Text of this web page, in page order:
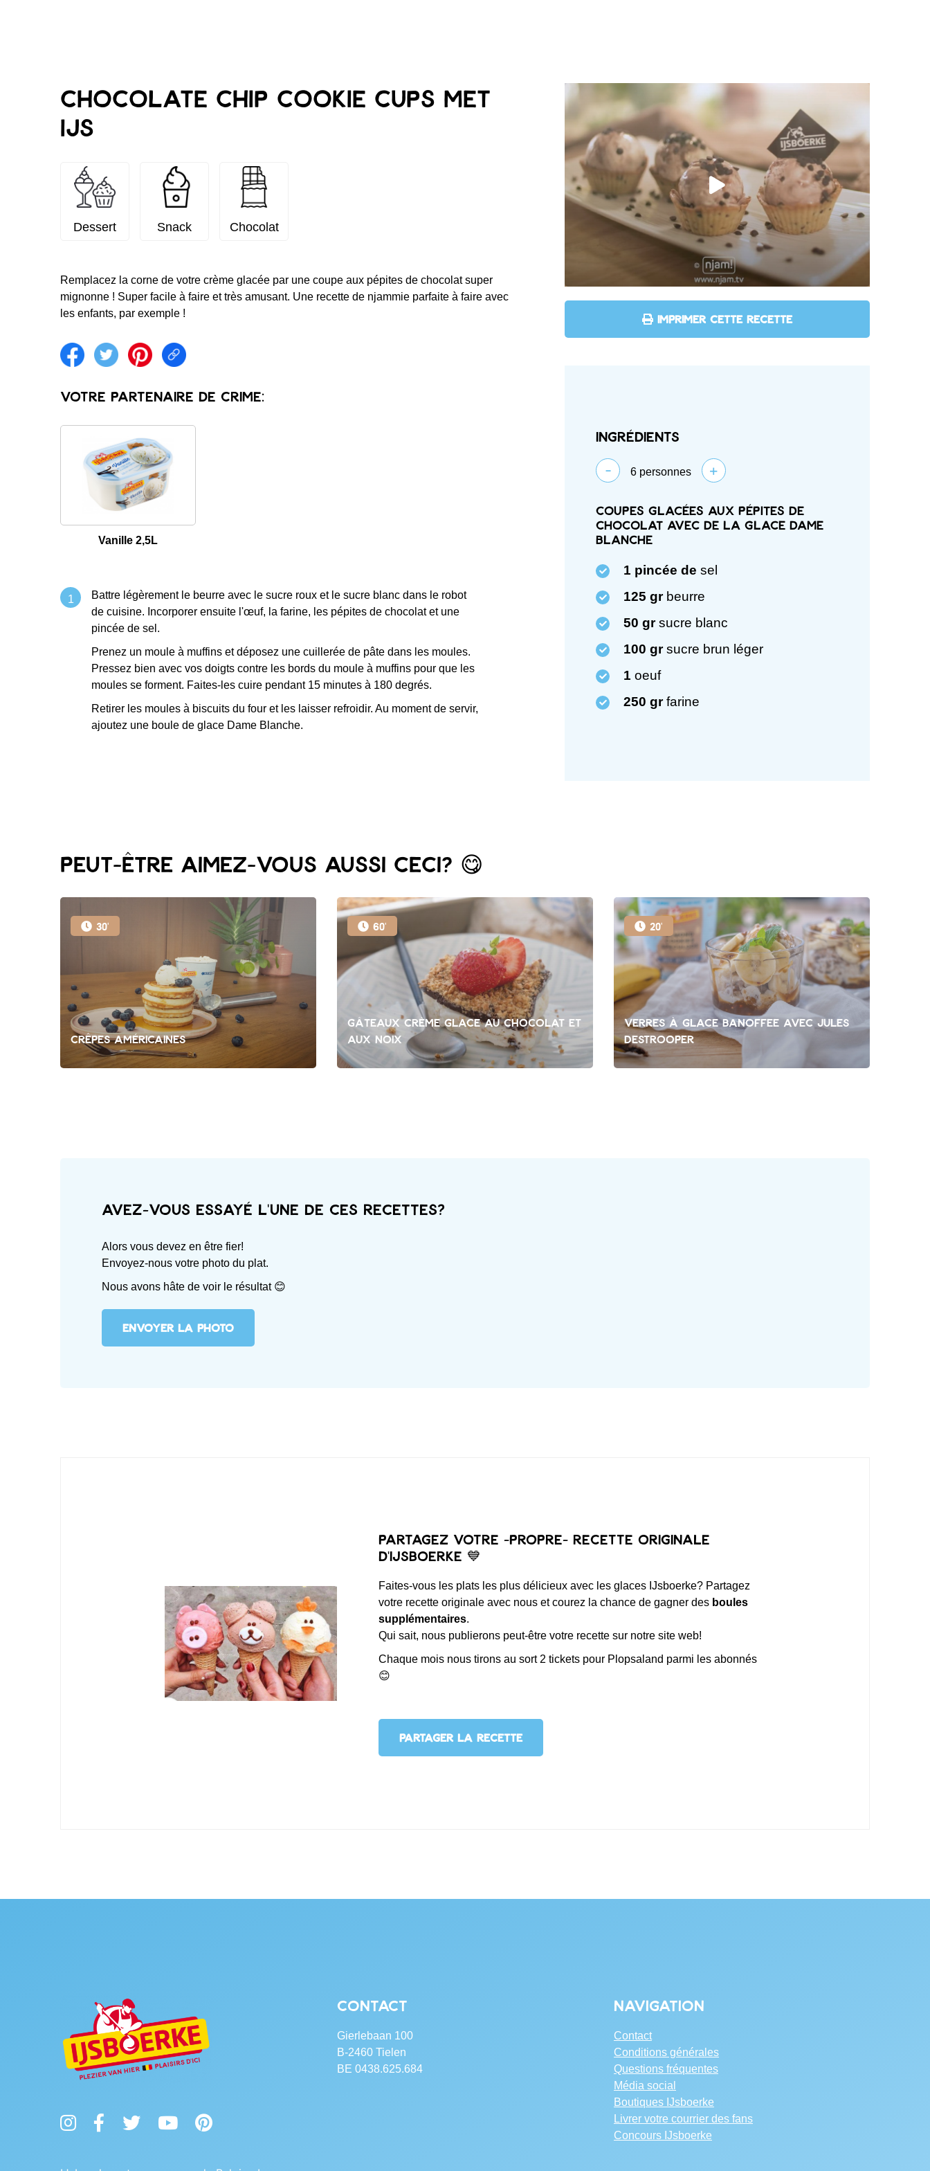
IMPRIMER CETTE RECETTE
Ingrédients
- 6 personnes +
Coupes glacées aux pépites de
chocolat avec de la glace dame
blanche
1 pincée desel
125gr beurre
50grsucre blanc
100grsucre brun léger
1oeuf
250grfarine
Chocolate chip cookie cups met
ijs
Dessert Snack Chocolat
Remplacez la corne de votre crème glacée par une coupe aux pépites de chocolat super
mignonne ! Super facile à faire et très amusant. Une recette de njammie parfaite à faire avec
les enfants, par exemple !
Share on facebook
Share on twitterShare on pintrest
Share link
Votre partenaire de crime:
Vanille 2,5L
Battre légèrement le beurre avec le sucre roux et le sucre blanc dans le robot
de cuisine. Incorporer ensuite l'œuf, la farine, les pépites de chocolat et une
pincée de sel.
Prenez un moule à muffins et déposez une cuillerée de pâte dans les moules.
Pressez bien avec vos doigts contre les bords du moule à muffins pour que les
moules se forment. Faites-les cuire pendant 15 minutes à 180 degrés.
Retirer les moules à biscuits du four et les laisser refroidir. Au moment de servir,
ajoutez une boule de glace Dame Blanche.
Peut-être aimez-vous aussi ceci? 😋
30'
Crêpes Américaines
60'
Gâteaux crème glace au chocolat et
aux noix
20'
Verres à glace Banoffee avec Jules
Destrooper
Avez-vous essayé l'une de ces recettes?
Alors vous devez en être fier!
Envoyez-nous votre photo du plat.
Nous avons hâte de voir le résultat 😊
ENVOYER LA PHOTO
Partagez votre -PROPRE- recette originale
d'IJsboerke 💙
Faites-vous les plats les plus délicieux avec les glaces IJsboerke? Partagez
votre recette originale avec nous et courez la chance de gagner des boules
supplémentaires.
Qui sait, nous publierons peut-être votre recette sur notre site web!
Chaque mois nous tirons au sort 2 tickets pour Plopsaland parmi les abonnés
😊
PARTAGER LA RECETTE
InstagramFacebookTwitter YouTubePinterest
Contact
Gierlebaan 100
B-2460 Tielen
BE 0438.625.684
Navigation
Contact
Conditions générales
Questions fréquentes
Média social
Boutiques IJsboerke
Livrer votre courrier des fans
Concours IJsboerke